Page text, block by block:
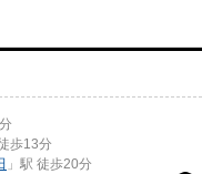
歩13分
」駅 徒歩20分